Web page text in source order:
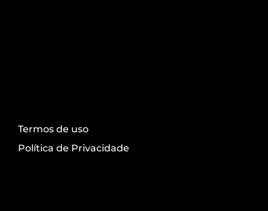
Termos de uso
Política de Privacidade